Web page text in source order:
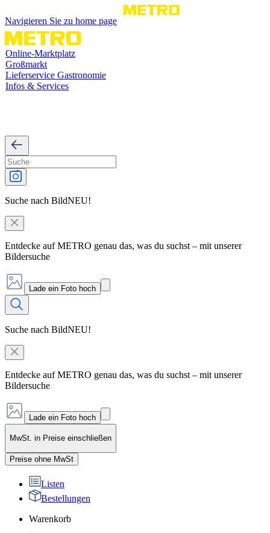
Navigieren Sie zu home page
Online-Marktplatz
Großmarkt
Lieferservice Gastronomie
Infos & Services
Suche nach BildNEU!
Entdecke auf METRO genau das, was du suchst – mit unserer
Bildersuche
Lade ein Foto hoch
Suche nach BildNEU!
Entdecke auf METRO genau das, was du suchst – mit unserer
Bildersuche
Lade ein Foto hoch
MwSt. in Preise einschließen
Preise ohne MwSt
Listen
Bestellungen
Warenkorb